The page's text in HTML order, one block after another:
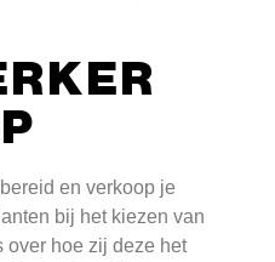
en verkoop je
bij het kiezen van
over hoe zij deze het